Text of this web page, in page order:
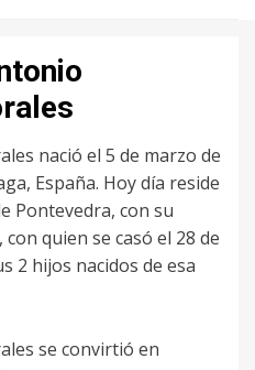
nació el 5 de marzo de
España. Hoy día reside
Pontevedra, con su
quien se casó el 28 de
2 hijos nacidos de esa
se convirtió en